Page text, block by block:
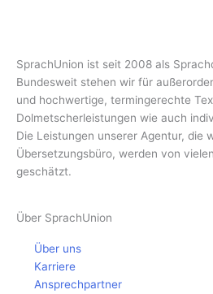
SprachUnion ist seit 2008 als
Bundesweit stehen wir für
und hochwertige, termingerechte
Dolmetscherleistungen wie auch
Die Leistungen unserer Agentur, die
Übersetzungsbüro, werden von
geschätzt.
Über SprachUnion
Über uns
Karriere
Ansprechpartner